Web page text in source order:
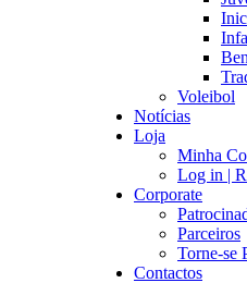
Voleibol
Notícias
Loja
Minha
Log in |
Corporate
Parceiros
Torne-se
Contactos